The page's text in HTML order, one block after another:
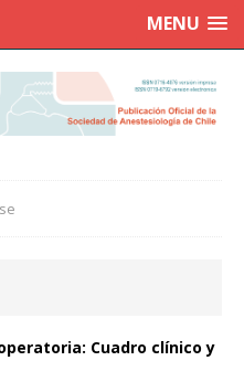
MENU
Cuadro clínico y